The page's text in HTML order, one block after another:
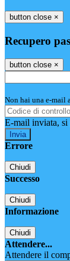
button close ×
Recupero
button close ×
Non hai una e-mail
E-mail inviata, si
Errore
Chiudi
Successo
Chiudi
Informazione
Chiudi
Attendere...
Attendere il